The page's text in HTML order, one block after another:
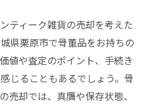
ティーク雑貨の売却を考えた
県栗原市で骨董品をお持ちの
値や査定のポイント、手続き
じることもあるでしょう。骨
売却では、真贋や保存状態、